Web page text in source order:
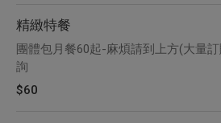
精緻特餐
團體包月餐60起-麻煩請到上方(大量
詢
$60